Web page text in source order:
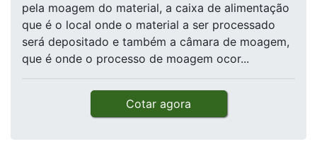
pela moagem do material, a caixa de alimentação
que é o local onde o material a ser processado
será depositado e também a câmara de moagem,
que é onde o processo de moagem ocor...
Cotar agora